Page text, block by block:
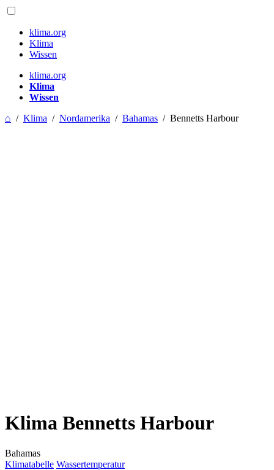
klima.org
Klima
Wissen
klima.org
Klima
Wissen
⌂ / Klima / Nordamerika / Bahamas / Bennetts Harbour
Klima Bennetts Harbour
Bahamas
Klimatabelle Wassertemperatur